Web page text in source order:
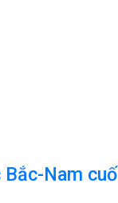
Nam